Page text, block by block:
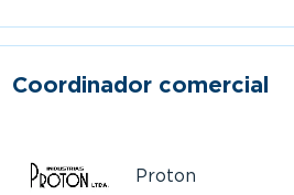
Coordinador comercial
Proton